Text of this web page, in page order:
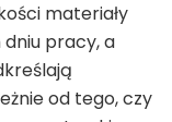
materiały
pracy, a
od tego, czy